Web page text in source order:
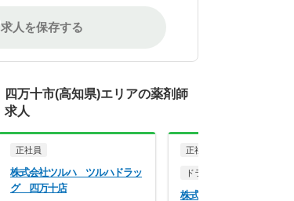
求人を保存する
四万十市(高知県)エリアの薬剤師
求人
正社員
株式会社ツルハ ツルハドラッ
グ 四万十店
正社員
ドラッグストア（OTCのみ
株式会社大屋 マック中